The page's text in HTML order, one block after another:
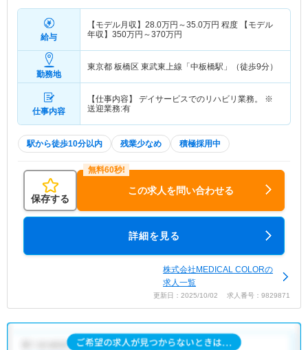
給与
【モデル月収】 28.0万円～35.0万円 程度 【モデル
年収】 350万円～370万円
勤務地
東京都 板橋区 東武東上線「中板橋駅」（徒歩9分）
仕事内容
【仕事内容】 デイサービスでのリハビリ業務。 ※
送迎業務:有
駅から徒歩10分以内 残業少なめ 積極採用中
保存する
この求人を問い合わせる
詳細を見る
株式会社MEDICAL COLORの
求人一覧
更新日：2025/10/02 求人番号：9829871